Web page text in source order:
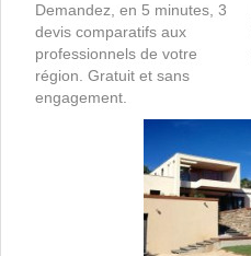
Demandez, en 5 minutes, 3
devis comparatifs aux
professionnels de votre
région. Gratuit et sans
engagement.